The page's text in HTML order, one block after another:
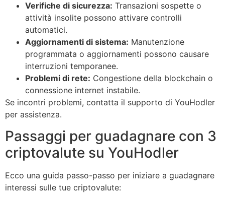
Verifiche di sicurezza: Transazioni sospette o
attività insolite possono attivare controlli
automatici.
Aggiornamenti di sistema: Manutenzione
programmata o aggiornamenti possono causare
interruzioni temporanee.
Problemi di rete: Congestione della blockchain o
connessione internet instabile.
Se incontri problemi, contatta il supporto di YouHodler
per assistenza.
Passaggi per guadagnare con 3
criptovalute su YouHodler
Ecco una guida passo-passo per iniziare a guadagnare
interessi sulle tue criptovalute: